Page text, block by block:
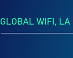
GLOBAL WIFI, LA